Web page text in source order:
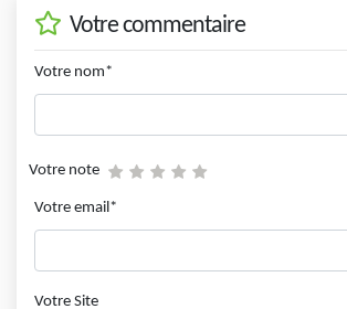
Votre commentaire
Votre nom*
Votre note
Votre email*
Votre Site